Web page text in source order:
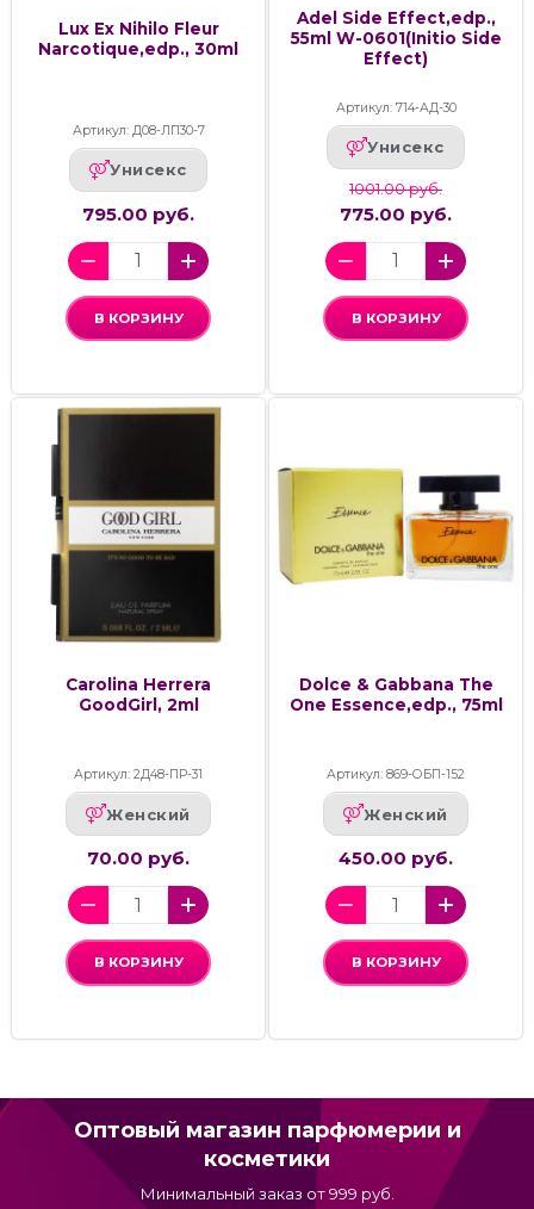
Lux Ex Nihilo Fleur
Narcotique,edp., 30ml
Артикул: Д08-ЛП30-7
Унисекс
795.00 руб.
В КОРЗИНУ
Adel Side Effect,edp.,
55ml W-0601(Initio Side
Effect)
Артикул: 714-АД-30
Унисекс
1001.00 руб.
775.00 руб.
В КОРЗИНУ
Carolina Herrera
GoodGirl, 2ml
Артикул: 2Д48-ПР-31
Женский
70.00 руб.
В КОРЗИНУ
Dolce & Gabbana The
One Essence,edp., 75ml
Артикул: 869-ОБП-152
Женский
450.00 руб.
В КОРЗИНУ
Оптовый магазин парфюмерии и
косметики
Минимальный заказ от 999 руб.